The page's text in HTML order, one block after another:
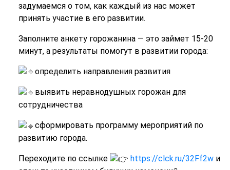
задумаемся о том, как каждый из нас может
принять участие в его развитии.
Заполните анкету горожанина — это займет 15-20
минут, а результаты помогут в развитии города:
определить направления развития
выявить неравнодушных горожан для
сотрудничества
сформировать программу мероприятий по
развитию города.
Переходите по ссылке https://clck.ru/32Ff2wи